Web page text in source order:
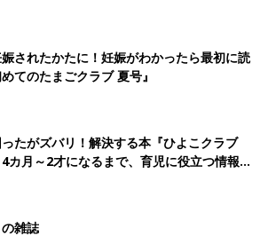
されたかたに！妊娠がわかったら最初に読
てのたまごクラブ 夏号』
たがズバリ！解決する本『ひよこクラブ
月～2才になるまで、育児に役立つ情報が
雑誌